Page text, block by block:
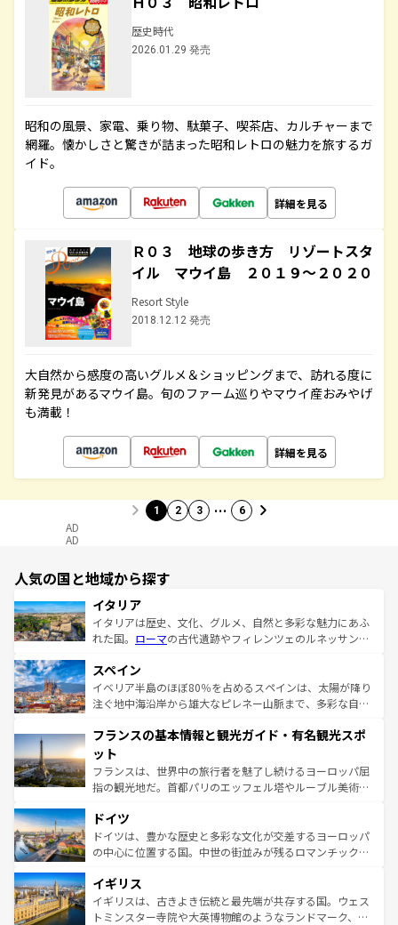
歴史時代
2026.01.29 発売
昭和の風景、家電、乗り物、駄菓子、喫茶店、カルチャーまで
網羅。懐かしさと驚きが詰まった昭和レトロの魅力を旅するガ
イド。
詳細を見る
Ｒ０３ 地球の歩き方 リゾートスタ
イル マウイ島 ２０１９～２０２０
Resort Style
2018.12.12 発売
大自然から感度の高いグルメ＆ショッピングまで、訪れる度に
新発見があるマウイ島。旬のファーム巡りやマウイ産おみやげ
も満載！
詳細を見る
1 2 3 … 6
AD
AD
人気の国と地域から探す
イタリア
イタリアは歴史、文化、グルメ、自然と多彩な魅力にあふ
れた国。 ローマの古代遺跡やフィレンツェのルネッサンス
ろん、トスカーナの美しい田園風景やアマルフィ海岸の絶
景など、自然景観も見逃せない。観光の合間には、本場の
ピザやパスタなど、絶品のイタリア料理を堪能することも
ませてくれるイタリアで、忘れられない旅をしてみよう！
なお、新着のイタリア情報は
しい。
スペイン
イベリア半島のほぼ80％を占めるスペインは、太陽が降り
注ぐ地中海沿岸から雄大なピレネー山脈まで、多彩な自然
文化が根付くこの国では、情熱的なフラメンコ、熱気あふ
れる闘牛、そして美味しいタパスが生活の一部となってい
る。首都マドリードの洗練された雰囲気や、バルセロナの
アートに溢れた街角から、地方では古代ローマ遺跡や中世
せる。地方によって風土や気候が異なるスペインはその個
性で訪れる人を魅了する。 なお、新着のスペイン情報は コ
ンテンツ一覧を参照してほしい。
フランスの基本情報と観光ガイド・有名観光スポ
ット
フランスは、世界中の旅行者を魅了し続けるヨーロッパ屈
指の観光地だ。首都パリのエッフェル塔やルーブル美術館
で、幅広い魅力が詰まっている。華麗な宮殿、歴史的な大
聖堂、美しいビーチ、そして豊かな自然が、訪れる者を心
から魅了する。また、フランスは美食の国としても知ら
いる。シャンパンの発祥地であるランス、プロヴァンスの
香り高いラベンダー畑など、多彩な楽しみ方が可能だ。さ
らに、パリ以外の地域にも魅力が溢れており、どの街角に
ドイツ
ドイツは、豊かな歴史と多彩な文化が交差するヨーロッパ
の中心に位置する国。中世の街並みが残るロマンチック街
顔を持つこの国は、どこを歩いても飽きることがない。ベ
ルリンの文化的活気、バイエルン州のアルプスの絶景、そ
してライン川沿いのワイン畑といった風景は必見。ビール
イギリス
イギリスは、古きよき伝統と最先端が共存する国。ウェス
トミンスター寺院や大英博物館のようなランドマーク、歴